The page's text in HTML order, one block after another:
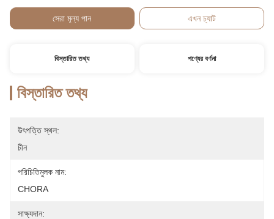
সেরা মূল্য পান এখন চ্যাট
বিস্তারিত তথ্য পণ্যের বর্ণনা
বিস্তারিত তথ্য
উৎপত্তি স্থল:
চীন
পরিচিতিমুলক নাম:
CHORA
সাক্ষ্যদান: